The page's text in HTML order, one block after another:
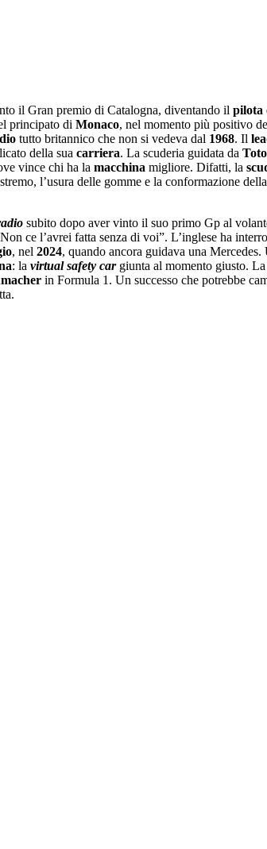
il Gran premio di Catalogna, diventando il pilota
principato di Monaco, nel momento più positivo
tutto britannico che non si vedeva dal 1968. Il
della sua carriera. La scuderia guidata da
vince chi ha la macchina migliore. Difatti, la
l’usura delle gomme e la conformazione
subito dopo aver vinto il suo primo Gp al
ce l’avrei fatta senza di voi”. L’inglese ha
, nel 2024, quando ancora guidava una Mercedes.
: la virtual safety car giunta al momento giusto.
in Formula 1. Un successo che potrebbe